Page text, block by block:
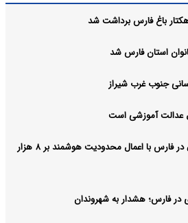
استان فارس شد
جنوب غرب شیراز
عدالت آموزشی است
کاهش ۴.۵ مگاوات مصرف برق در فارس با اعمال محدودیت هوشمند بر ۸ هزار
در فارس؛ هشدار به شهروندان